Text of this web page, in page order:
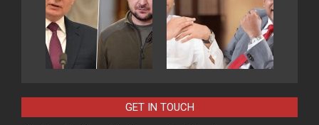
GET IN TOUCH